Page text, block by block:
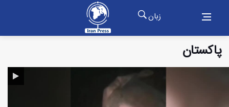
زبان
پاکستان